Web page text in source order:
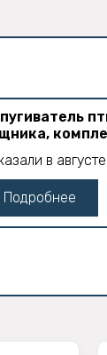
в
Подробнее